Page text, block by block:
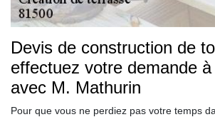
Devis de construction de
effectuez votre demande
avec M. Mathurin
Pour que vous ne perdiez pas votre temps